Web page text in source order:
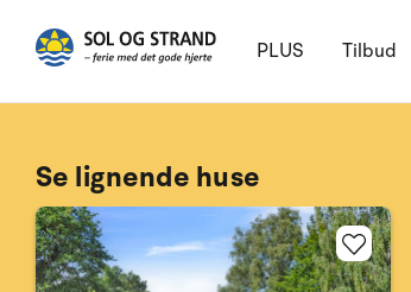
PLUS Tilbud
Se lignende huse